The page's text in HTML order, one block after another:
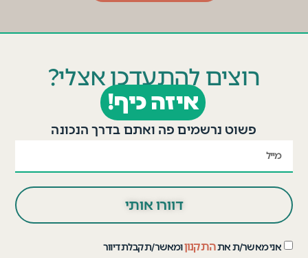
רוצים להתעדכן אצלי?
איזה כיף!
פשוט נרשמים פה ואתם בדרך הנכונה
אני מאשר/ת אתהתקנוןומאשר/ת קבלת דיוור
דוורו אותי